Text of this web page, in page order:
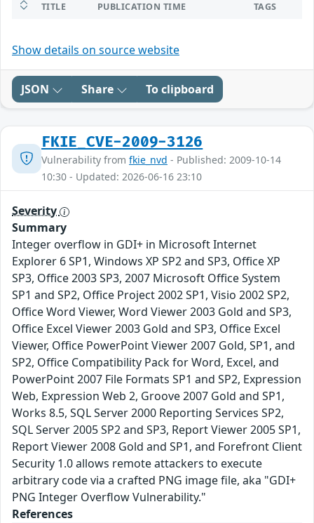
TITLE PUBLICATION TIME TAGS
Show details on source website
JSON Share To clipboard
FKIE_CVE-2009-3126
Vulnerability from fkie_nvd - Published: 2009-10-14
10:30 - Updated: 2026-06-16 23:10
Severity
Summary
Integer overflow in GDI+ in Microsoft Internet
Explorer 6 SP1, Windows XP SP2 and SP3, Office XP
SP3, Office 2003 SP3, 2007 Microsoft Office System
SP1 and SP2, Office Project 2002 SP1, Visio 2002 SP2,
Office Word Viewer, Word Viewer 2003 Gold and SP3,
Office Excel Viewer 2003 Gold and SP3, Office Excel
Viewer, Office PowerPoint Viewer 2007 Gold, SP1, and
SP2, Office Compatibility Pack for Word, Excel, and
PowerPoint 2007 File Formats SP1 and SP2, Expression
Web, Expression Web 2, Groove 2007 Gold and SP1,
Works 8.5, SQL Server 2000 Reporting Services SP2,
SQL Server 2005 SP2 and SP3, Report Viewer 2005 SP1,
Report Viewer 2008 Gold and SP1, and Forefront Client
Security 1.0 allows remote attackers to execute
arbitrary code via a crafted PNG image file, aka "GDI+
PNG Integer Overflow Vulnerability."
References